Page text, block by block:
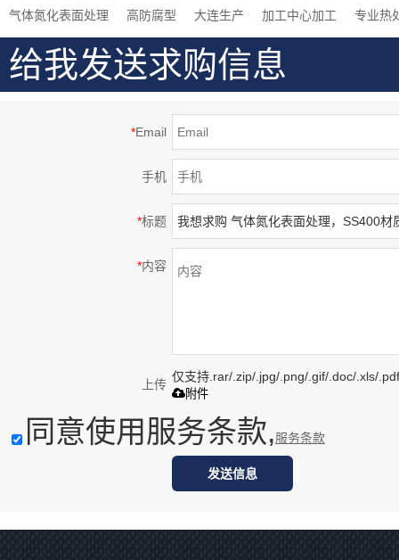
气体氮化表面处理 高防腐型 大连生产 加工中心加工 专业热
给我发送求购信息
*Email
手机
*标题
*内容
上传
仅支持.rar/.zip/.jpg/.png/.gif/.doc/.xls/
附件
同意使用服务条款,服务条款
发送信息